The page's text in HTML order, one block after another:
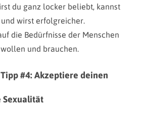
du ganz locker beliebt, kannst
wirst erfolgreicher.
die Bedürfnisse der Menschen
und brauchen.
#4: Akzeptiere deinen
Sexualität